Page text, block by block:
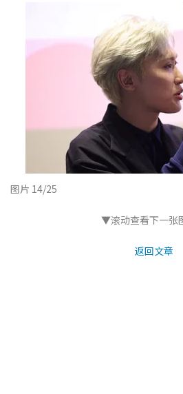
图片 14/25
▼滚动查看下一
返回文章